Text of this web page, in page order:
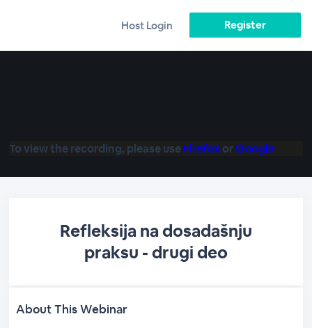
Host Login Register
To view the recording, please useFirefoxorGoogle
Refleksija na dosadašnju
praksu - drugi deo
About This Webinar